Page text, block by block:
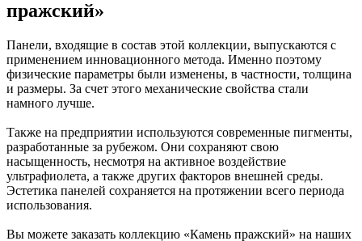
пражский»
Панели, входящие в состав этой коллекции, выпускаются с
применением инновационного метода. Именно поэтому
физические параметры были изменены, в частности, толщина
и размеры. За счет этого механические свойства стали
намного лучше.
Также на предприятии используются современные пигменты,
разработанные за рубежом. Они сохраняют свою
насыщенность, несмотря на активное воздействие
ультрафиолета, а также других факторов внешней среды.
Эстетика панелей сохраняется на протяжении всего периода
использования.
Вы можете заказать коллекцию «Камень пражский» на наших